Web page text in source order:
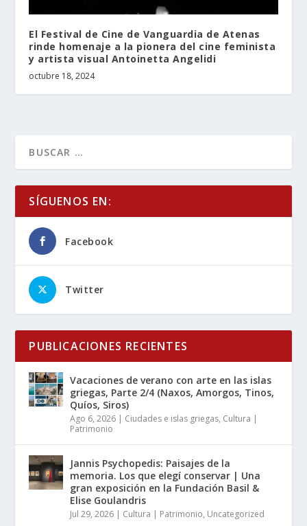
El Festival de Cine de Vanguardia de Atenas
rinde homenaje a la pionera del cine feminista
y artista visual Antoinetta Angelidi
octubre 18, 2024
SÍGUENOS EN:
Facebook
Twitter
PUBLICACIONES RECIENTES
Vacaciones de verano con arte en las islas
griegas, Parte 2/4 (Naxos, Amorgos, Tinos,
Quíos, Siros)
Ago 6, 2026 | Ciudades e islas griegas, Cultura |
Patrimonio
Jannis Psychopedis: Paisajes de la
memoria. Los que elegí conservar | Una
gran exposición en la Fundación Basil &
Elise Goulandris
Jul 29, 2026 | Cultura | Patrimonio, Uncategorized